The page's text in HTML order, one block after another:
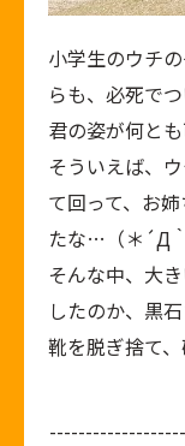
小学生のウチ
らも、必死で
君の姿が何とも
そういえば、
て回って、お
たな…（＊´Д
そんな中、大
したのか、黒
靴を脱ぎ捨て、